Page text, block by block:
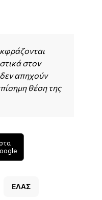
στον
απηχούν
θέση της
ΕΛΑΣ